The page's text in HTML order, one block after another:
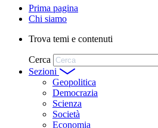
Prima pagina
Chi siamo
Trova temi e contenuti
Cerca
Sezioni
Geopolitica
Democrazia
Scienza
Società
Economia